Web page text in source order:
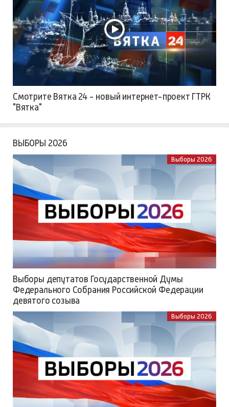
Смотрите Вятка 24 - новый интернет-проект ГТРК
"Вятка"
ВЫБОРЫ 2026
Выборы 2026
Выборы депутатов Государственной Думы
Федерального Собрания Российской Федерации
девятого созыва
Выборы 2026